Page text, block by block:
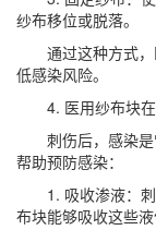
纱布移位或脱落。
通过这种方式
低感染风险。
4. 医用纱布块
刺伤后，感染
帮助预防感染：
1. 吸收渗液：
布块能够吸收这些